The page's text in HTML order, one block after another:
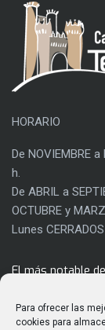
Para ofrecer las
cookies para
HORARIO
De NOVIEMBRE
h.
De ABRIL a
OCTUBRE y
Lunes CERRADOS
El más notable
Con 8.000
Templarios es